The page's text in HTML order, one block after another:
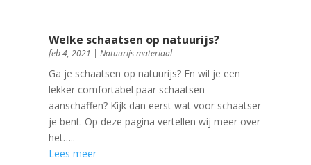
Welke schaatsen op natuurijs?
feb 4, 2021 | Natuurijs materiaal
Ga je schaatsen op natuurijs? En wil je een
lekker comfortabel paar schaatsen
aanschaffen? Kijk dan eerst wat voor schaatser
je bent. Op deze pagina vertellen wij meer over
het…..
Lees meer